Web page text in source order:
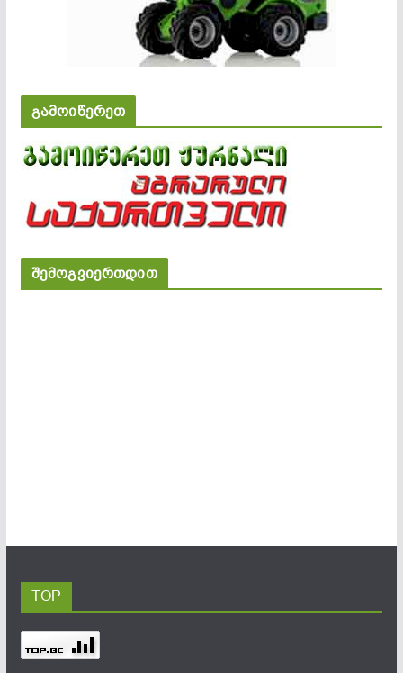
გამოიწერეთ
შემოგვიერთდით
TOP